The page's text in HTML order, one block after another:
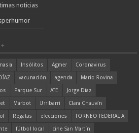
noticias
Insólitos Agmer
Coronavirus
vacunación agenda
Mario Rovina
Parque Sur ATE
Jorge Díaz
Marbot Urribarri
Clara Chauvín
Regatas elecciones
TORNEO FEDERAL A
fútbol local cine San Martín